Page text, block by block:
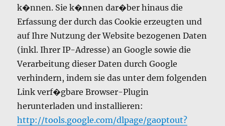
k�nnen. Sie k�nnen dar�ber hinaus die
Erfassung der durch das Cookie erzeugten und
auf Ihre Nutzung der Website bezogenen Daten
(inkl. Ihrer IP-Adresse) an Google sowie die
Verarbeitung dieser Daten durch Google
verhindern, indem sie das unter dem folgenden
Link verf�gbare Browser-Plugin
herunterladen und installieren:
http://tools.google.com/dlpage/gaoptout?